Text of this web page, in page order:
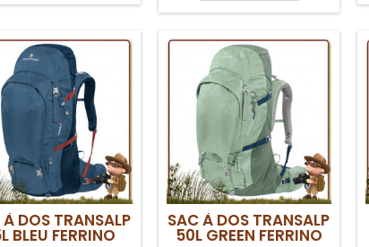
avec son
robuste XTP 600D
enduction PVC
utile de 88 Litres, le sac à
imperméable avec son
tissu robuste XTP 600D
polyester enduction PVC
DOS TRANSALP
BLEU FERRINO
SAC À DOS TRANSALP
50L GREEN FERRINO